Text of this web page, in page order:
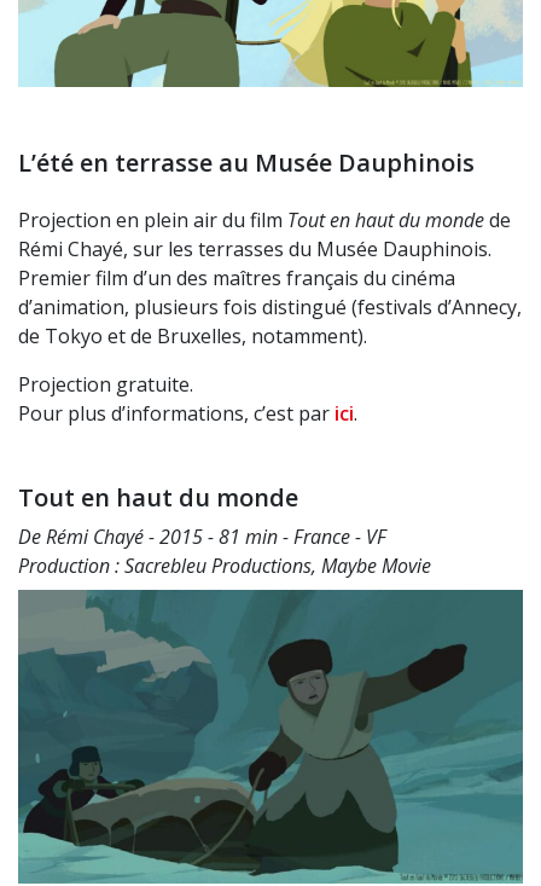
L’été en terrasse au Musée Dauphinois
Projection en plein air du film Tout en haut du mondede
Rémi Chayé, sur les terrasses du Musée Dauphinois.
Premier film d’un des maîtres français du cinéma
d’animation, plusieurs fois distingué (festivals d’Annecy,
de Tokyo et de Bruxelles, notamment).
Projection gratuite.
Pour plus d’informations, c’est par ici.
Tout en haut du monde
De Rémi Chayé - 2015 - 81 min - France - VF
Production : Sacrebleu Productions, Maybe Movie